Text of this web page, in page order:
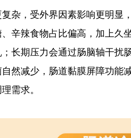
杂，受外界因素影响更明显
辛辣食物占比偏高，加上
长期压力会通过肠脑轴干扰
然减少，肠道黏膜屏障功能
需求。